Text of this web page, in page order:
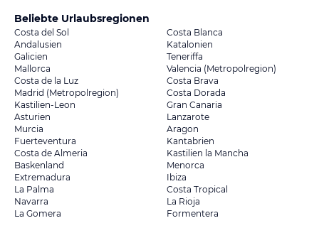
Beliebte Urlaubsregionen
Costa del Sol
Costa Blanca
Andalusien
Katalonien
Galicien
Teneriffa
Mallorca
Valencia (Metropolregion)
Costa de la Luz
Costa Brava
Madrid (Metropolregion)
Costa Dorada
Kastilien-Leon
Gran Canaria
Asturien
Lanzarote
Murcia
Aragon
Fuerteventura
Kantabrien
Costa de Almeria
Kastilien la Mancha
Baskenland
Menorca
Extremadura
Ibiza
La Palma
Costa Tropical
Navarra
La Rioja
La Gomera
Formentera